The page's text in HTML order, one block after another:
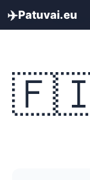
✈️Patuvai.eu
Начало»Бюджет